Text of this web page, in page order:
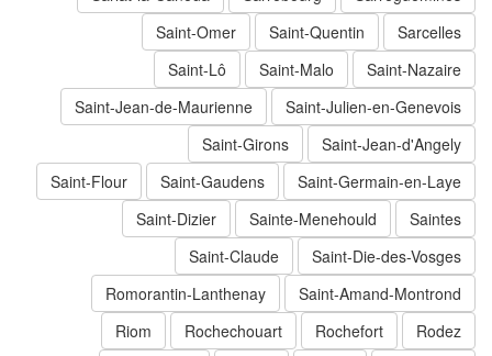
Sarcelles
Saint-Quentin
Saint-Omer
Saint-Nazaire
Saint-Malo
Saint-Lô
Saint-Julien-en-Genevois
Saint-Jean-de-Maurienne
Saint-Jean-d'Angely
Saint-Girons
Saint-Germain-en-Laye
Saint-Gaudens
Saint-Flour
Saintes
Sainte-Menehould
Saint-Dizier
Saint-Die-des-Vosges
Saint-Claude
Saint-Amand-Montrond
Romorantin-Lanthenay
Rodez
Rochefort
Rochechouart
Riom